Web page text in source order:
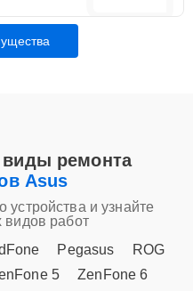
ремонта
Asus
и узнайте
видов работ
Pegasus
ROG
5
ZenFone 6